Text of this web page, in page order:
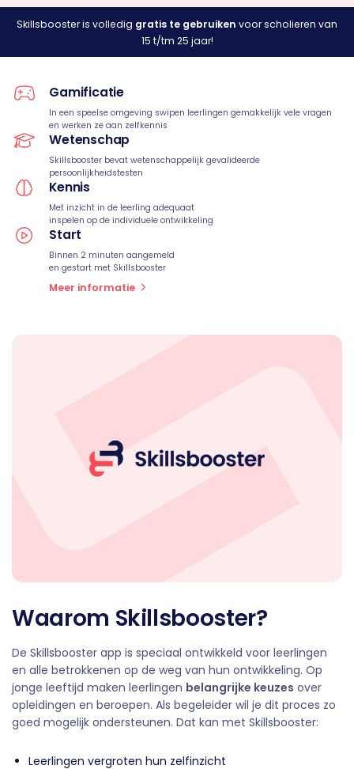
Skillsbooster is volledig gratis te gebruiken voor scholieren van
15 t/tm 25 jaar!
Gamificatie
In een speelse omgeving swipen leerlingen gemakkelijk vele vragen
en werken ze aan zelfkennis
Wetenschap
Skillsbooster bevat wetenschappelijk gevalideerde
persoonlijkheidstesten
Kennis
Met inzicht in de leerling adequaat
inspelen op de individuele ontwikkeling
Start
Binnen 2 minuten aangemeld
en gestart met Skillsbooster
Meer informatie
Waarom Skillsbooster?
De Skillsbooster app is speciaal ontwikkeld voor leerlingen
en alle betrokkenen op de weg van hun ontwikkeling. Op
jonge leeftijd maken leerlingen belangrijke keuzes over
opleidingen en beroepen. Als begeleider wil je dit proces zo
goed mogelijk ondersteunen. Dat kan met Skillsbooster:
Leerlingen vergroten hun zelfinzicht